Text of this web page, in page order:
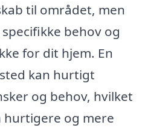
til området, men
behov og
for dit hjem. En
kan hurtigt
og behov, hvilket
og mere